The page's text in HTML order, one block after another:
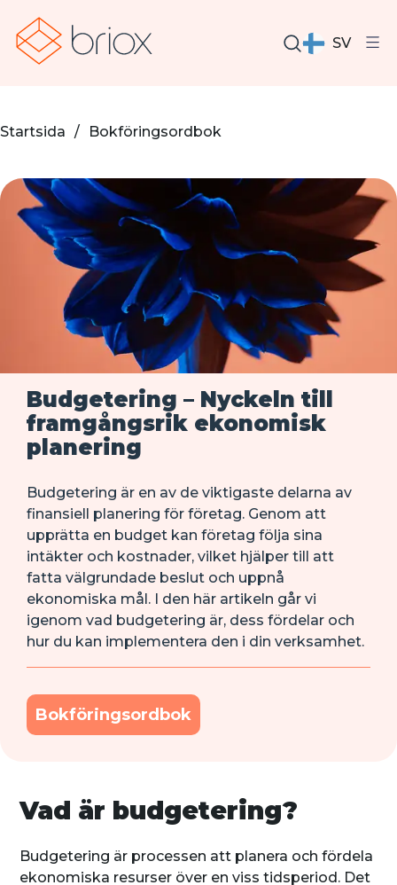
SV
Startsida / Bokföringsordbok
Budgetering – Nyckeln till
framgångsrik ekonomisk
planering
Budgetering är en av de viktigaste delarna av
finansiell planering för företag. Genom att
upprätta en budget kan företag följa sina
intäkter och kostnader, vilket hjälper till att
fatta välgrundade beslut och uppnå
ekonomiska mål. I den här artikeln går vi
igenom vad budgetering är, dess fördelar och
hur du kan implementera den i din verksamhet.
Bokföringsordbok
Vad är budgetering?
Budgetering är processen att planera och fördela
ekonomiska resurser över en viss tidsperiod. Det